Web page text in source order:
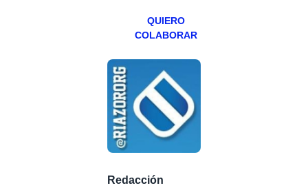
QUIERO
COLABORAR
Redacción